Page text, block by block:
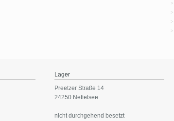
Lager
Preetzer Straße 14
24250 Nettelsee
nicht durchgehend besetzt